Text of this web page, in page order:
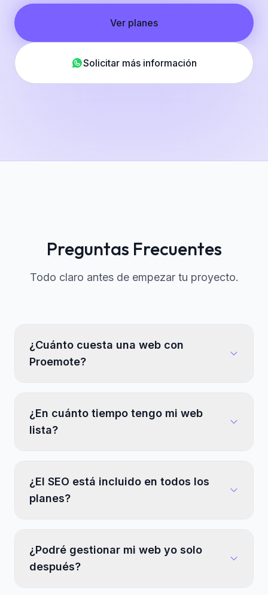
Ver planes
Solicitar más información
Preguntas Frecuentes
Todo claro antes de empezar tu proyecto.
¿Cuánto cuesta una web con
Proemote?
¿En cuánto tiempo tengo mi web
lista?
¿El SEO está incluido en todos los
planes?
¿Podré gestionar mi web yo solo
después?